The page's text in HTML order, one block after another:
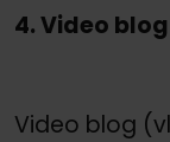
4. Video blog
Video blog